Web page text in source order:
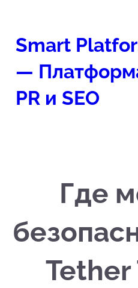
содержимому
Smart
—
PR и SEO
Где
Tether